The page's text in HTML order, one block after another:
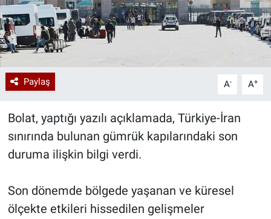
Paylaş A- A+
Bolat, yaptığı yazılı açıklamada, Türkiye-İran
sınırında bulunan gümrük kapılarındaki son
duruma ilişkin bilgi verdi.
Son dönemde bölgede yaşanan ve küresel
ölçekte etkileri hissedilen gelişmeler
Sağlık
Teknoloji
Ramazan